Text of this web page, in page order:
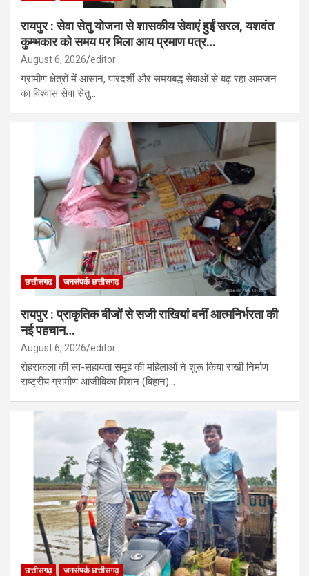
रायपुर : सेवा सेतु योजना से शासकीय सेवाएं हुईं सरल, यशवंत
कुम्भकार को समय पर मिला आय प्रमाण पत्र…
August 6, 2026 editor
ग्रामीण क्षेत्रों में आसान, पारदर्शी और समयबद्ध सेवाओं से बढ़ रहा आमजन
का विश्वास सेवा सेतु…
छत्तीसगढ़ जनसंपर्क छत्तीसगढ़
रायपुर : प्राकृतिक बीजों से सजी राखियां बनीं आत्मनिर्भरता की
नई पहचान…
August 6, 2026 editor
रोहराकला की स्व-सहायता समूह की महिलाओं ने शुरू किया राखी निर्माण
राष्ट्रीय ग्रामीण आजीविका मिशन (बिहान)…
छत्तीसगढ़ जनसंपर्क छत्तीसगढ़